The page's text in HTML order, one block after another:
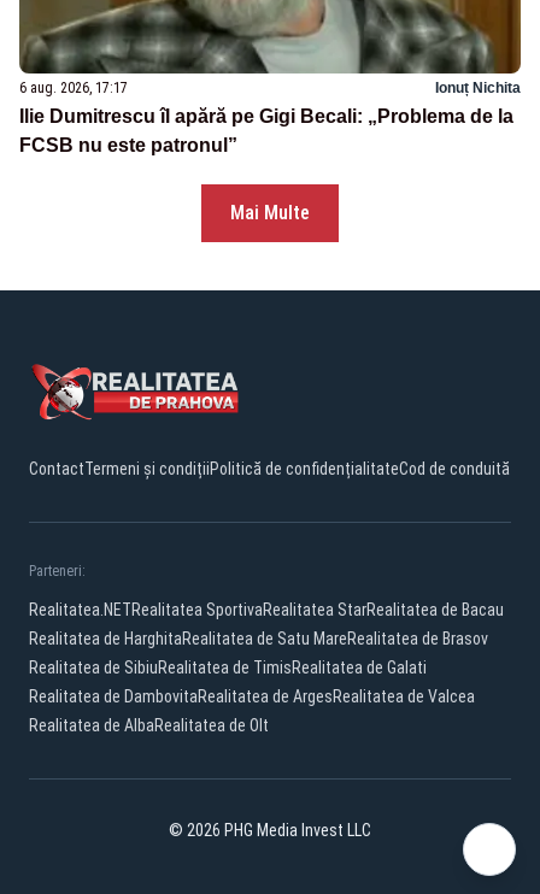
6 aug. 2026, 17:17 Ionuț Nichita
Ilie Dumitrescu îl apără pe Gigi Becali: „Problema de la
FCSB nu este patronul”
Mai Multe
ContactTermeni și condițiiPolitică de confidențialitateCod de conduită
Parteneri:
Realitatea.NETRealitatea SportivaRealitatea StarRealitatea de Bacau
Realitatea de HarghitaRealitatea de Satu MareRealitatea de Brasov
Realitatea de SibiuRealitatea de TimisRealitatea de Galati
Realitatea de DambovitaRealitatea de ArgesRealitatea de Valcea
Realitatea de AlbaRealitatea de Olt
© 2026 PHG Media Invest LLC